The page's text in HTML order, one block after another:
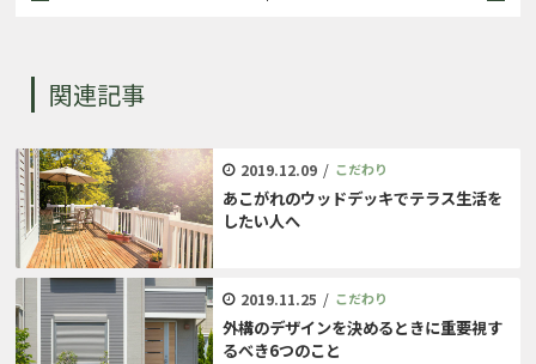
関連記事
2019.12.09 / こだわり
あこがれのウッドデッキでテラス生活を
したい人へ
2019.11.25 / こだわり
外構のデザインを決めるときに重要視す
るべき6つのこと